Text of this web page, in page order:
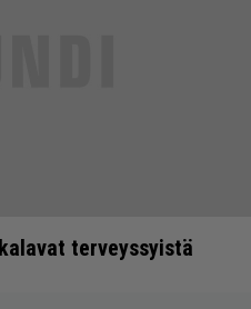
terveyssyistä